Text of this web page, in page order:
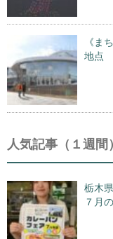
《ま
地点
人気記事（１週間）
栃木
７月